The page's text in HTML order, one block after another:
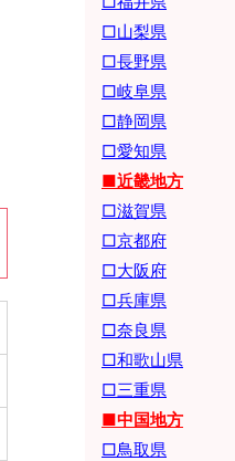
□山梨県
□長野県
□岐阜県
□静岡県
□愛知県
■近畿地方
□滋賀県
□京都府
□大阪府
□兵庫県
□奈良県
□和歌山県
□三重県
■中国地方
□鳥取県